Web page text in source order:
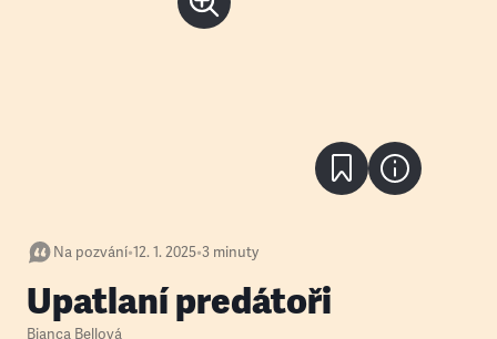
Na pozvání•12. 1. 2025•3 minuty
Upatlaní predátoři
Bianca Bellová